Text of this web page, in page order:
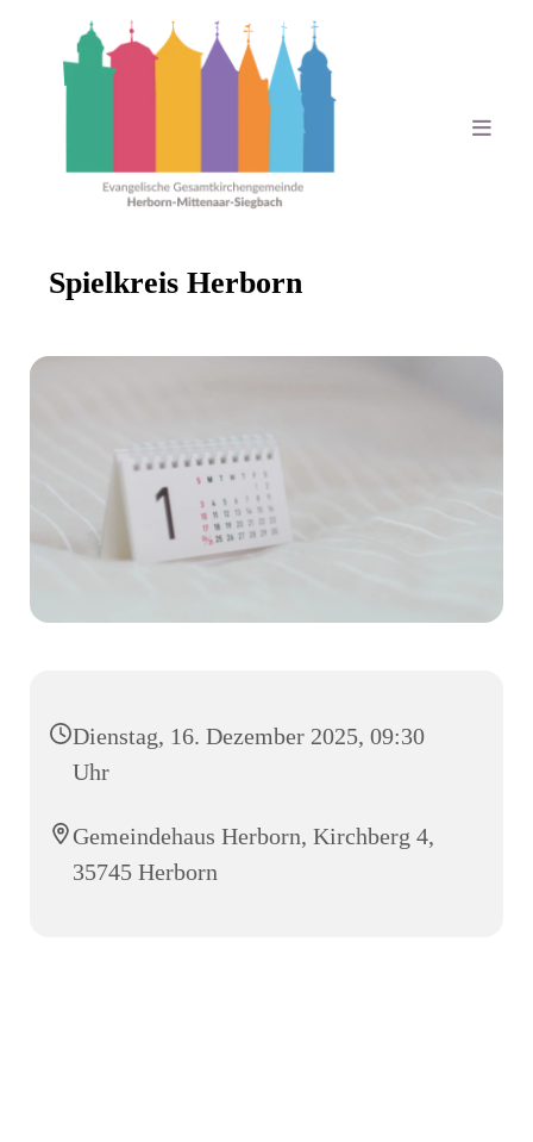
Spielkreis Herborn
Dienstag, 16. Dezember 2025, 09:30
Uhr
Gemeindehaus Herborn, Kirchberg 4,
35745 Herborn